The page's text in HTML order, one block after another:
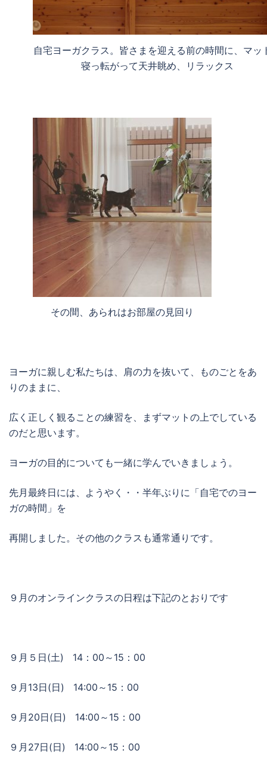
自宅ヨーガクラス。皆さまを迎える前の時間に、マッ
寝っ転がって天井眺め、リラックス
その間、あられはお部屋の見回り
ヨーガに親しむ私たちは、肩の力を抜いて、ものごとをあ
りのままに、
広く正しく観ることの練習を、まずマットの上でしている
のだと思います。
ヨーガの目的についても一緒に学んでいきましょう。
先月最終日には、ようやく・・半年ぶりに「自宅でのヨー
ガの時間」を
再開しました。その他のクラスも通常通りです。
９月のオンラインクラスの日程は下記のとおりです
９月５日(土) 14：00～15：00
９月13日(日) 14:00～15：00
９月20日(日) 14:00～15：00
９月27日(日) 14:00～15：00